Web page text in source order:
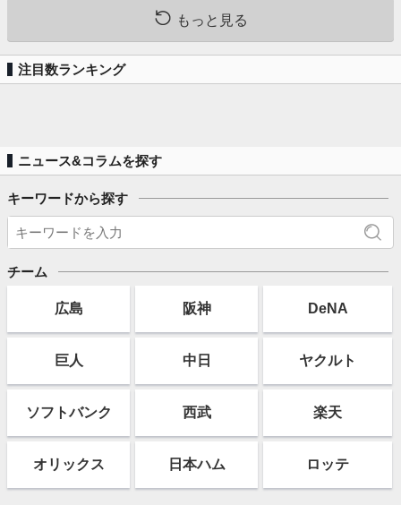
もっと見る
注目数ランキング
ニュース&コラムを探す
キーワードから探す
チーム
広島 阪神 DeNA
巨人 中日 ヤクルト
ソフト バンク 西武 楽天
オリックス 日本ハム ロッテ